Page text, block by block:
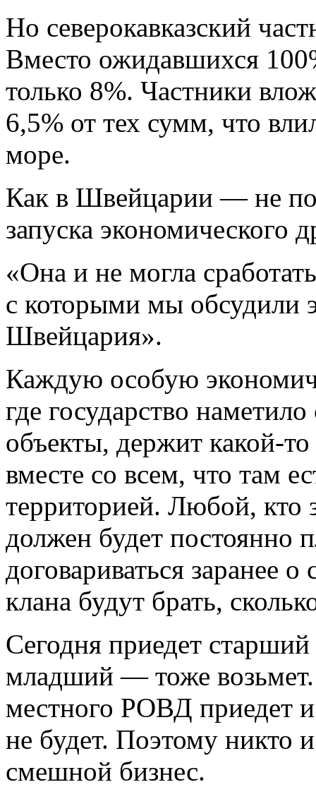
Но северокавказский
Вместо ожидавшихся
только 8%. Частники
6,5% от тех сумм, что
море.
Как в Швейцарии — не
запуска экономического
«Она и не могла
с которыми мы обсудили
Швейцария».
Каждую особую
где государство
объекты, держит какой-
вместе со всем, что там
территорией. Любой, кто
должен будет постоянно
договариваться заранее
клана будут брать,
Сегодня приедет
младший — тоже
местного РОВД приедет
не будет. Поэтому никто
смешной бизнес.